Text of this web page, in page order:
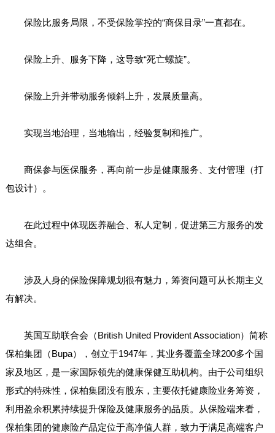
保险比服务局限，不受保险掌控的“商保目录”一直都在。
保险上升、服务下降，这导致“死亡螺旋”。
保险上升并带动服务倾斜上升，发展质量高。
实现当地治理，当地输出，经验复制和推广。
商保参与医保服务，再向前一步是健康服务、支付管理（打
包设计）。
在此过程中体现医养融合、私人定制，促进第三方服务的发
达组合。
涉及人身的保险保障规划很有魅力，筹资问题可从长期主义
有解决。
英国互助联合会（British United Provident Association）简称
保柏集团（Bupa），创立于1947年，其业务覆盖全球200多个国
家及地区，是一家国际领先的健康保健互助机构。由于公司组织
形式的特殊性，保柏集团没有股东，主要依托健康险业务筹资，
利用盈余积累持续提升保险及健康服务的品质。从保险端来看，
保柏集团的健康险产品定位于高净值人群，致力于满足高端客户